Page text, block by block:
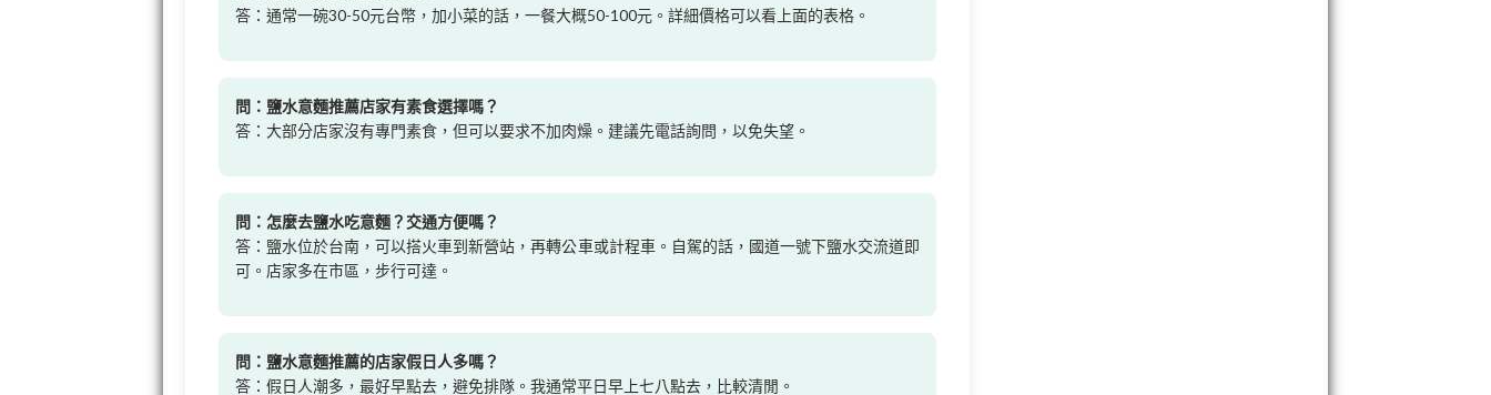
答：通常一碗30-50元台幣，加小菜的話，一餐大概50-100元。詳細價格可以看上面的表格。
問：鹽水意麵推薦店家有素食選擇嗎？
答：大部分店家沒有專門素食，但可以要求不加肉燥。建議先電話詢問，以免失望。
問：怎麼去鹽水吃意麵？交通方便嗎？
答：鹽水位於台南，可以搭火車到新營站，再轉公車或計程車。自駕的話，國道一號下鹽水交流道即
可。店家多在市區，步行可達。
問：鹽水意麵推薦的店家假日人多嗎？
答：假日人潮多，最好早點去，避免排隊。我通常平日早上七八點去，比較清閒。